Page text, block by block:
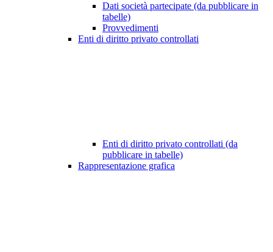
Dati società partecipate (da pubblicare in
tabelle)
Provvedimenti
Enti di diritto privato controllati
Enti di diritto privato controllati (da
pubblicare in tabelle)
Rappresentazione grafica